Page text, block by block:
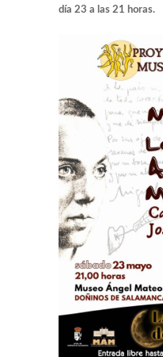
día 23 a las 21 horas.